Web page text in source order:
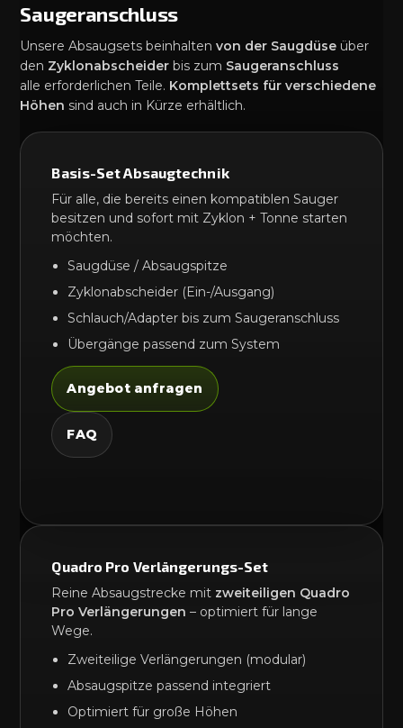
Saugeranschluss
Unsere Absaugsets beinhaltenvon der Saugdüse über
den Zyklonabscheider bis zum Saugeranschluss
alle erforderlichen Teile. Komplettsets für verschiedene
Höhen sind auch in Kürze erhältlich.
Basis-Set Absaugtechnik
Für alle, die bereits einen kompatiblen Sauger
besitzen und sofort mit Zyklon + Tonne starten
möchten.
Saugdüse / Absaugspitze
Zyklonabscheider (Ein-/Ausgang)
Schlauch/Adapter bis zum Saugeranschluss
Übergänge passend zum System
Angebot anfragen
FAQ
Quadro Pro Verlängerungs-Set
Reine Absaugstrecke mit zweiteiligen Quadro
Pro Verlängerungen – optimiert für lange
Wege.
Zweiteilige Verlängerungen (modular)
Absaugspitze passend integriert
Optimiert für große Höhen